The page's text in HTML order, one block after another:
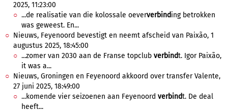
2025, 11:23:00
...de realisatie van die kolossale oeververbinding betrokken
was geweest. En...
Nieuws, Feyenoord bevestigt en neemt afscheid van Paixão, 1
augustus 2025, 18:45:00
...zomer van 2030 aan de Franse topclub verbindt. Igor Paixão,
it was a...
Nieuws, Groningen en Feyenoord akkoord over transfer Valente,
27 juni 2025, 18:49:00
...komende vier seizoenen aan Feyenoord verbindt. De deal
heeft...